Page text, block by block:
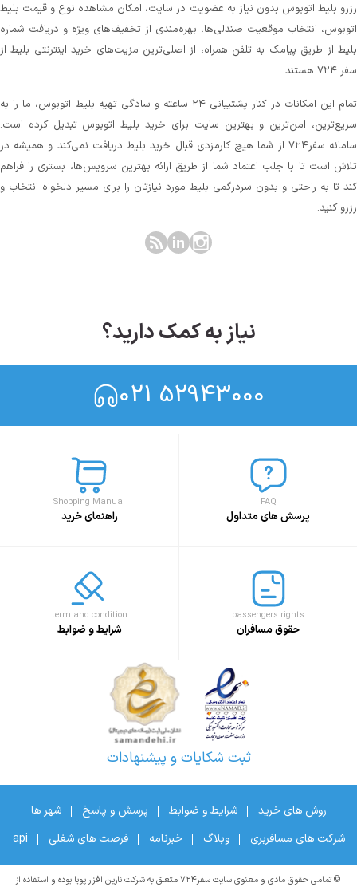
رزرو بلیط اتوبوس بدون نیاز به عضویت در سایت، امکان مشاهده نوع و قیمت بلیط
اتوبوس، انتخاب موقعیت صندلی‌ها، بهره‌مندی از تخفیف‌های ویژه و دریافت شماره‌
بلیط از طریق پیامک به تلفن همراه، از اصلی‌ترین مزیت‌های خرید اینترنتی بلیط از
سفر ۷۲۴ هستند.
تمام این امکانات در کنار پشتیبانی‌ ۲۴ ساعته و سادگی تهیه بلیط اتوبوس، ما را به
سریع‌ترین، امن‌ترین و بهترین سایت برای خرید بلیط اتوبوس تبدیل کرده است.
سامانه سفر۷۲۴ از شما هیچ کارمزدی قبال خرید بلیط دریافت نمی‌کند و همیشه در
تلاش است تا با جلب اعتماد شما از طریق ارائه بهترین سرویس‌ها، بستری را فراهم
کند تا به راحتی و بدون سردرگمی بلیط مورد نیازتان را برای مسیر دلخواه انتخاب و
رزرو کنید.
نیاز به کمک دارید؟
021 52943000
FAQ
پرسش های متداول
Shopping Manual
راهنمای خرید
passengers rights
حقوق مسافران
term and condition
شرایط و ضوابط
ثبت شکایات و پیشنهادات
روش های خرید شرایط و ضوابط پرسش و پاسخ
شهر ها
شرکت های مسافربری
وبلاگ خبرنامه فرصت های شغلی api
© تمامی حقوق مادی و معنوی سایت سفر۷۲۴ متعلق به شرکت نارین افزار پویا بوده و استفاده از